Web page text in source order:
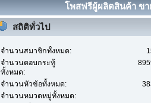
โพสฟรีผู้ผลิตสินค้า ข
สถิติทั่วไป
จำนวนสมาชิกทั้งหมด:
จำนวนตอบกระทู้
ทั้งหมด:
จำนวนหัวข้อทั้งหมด:
จำนวนหมวดหมู่ทั้งหมด: